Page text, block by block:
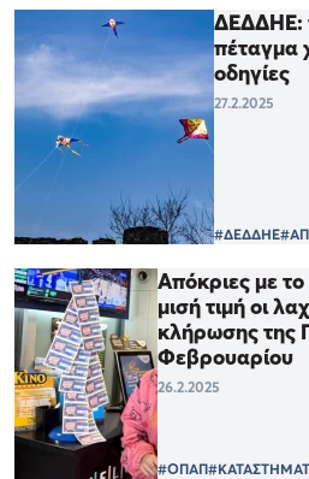
ΔΕΔΔΗΕ:
πέταγμα
οδηγίες
27.2.2025
#ΔΕΔΔΗΕ
Απόκριες με
μισή τιμή οι
κλήρωσης της
Φεβρουαρίου
26.2.2025
#ΟΠΑΠ